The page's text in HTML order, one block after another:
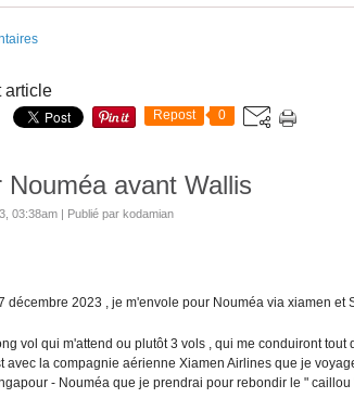
article
Repost 0
Nouméa avant Wallis
03:38am | Publié par kodamian
décembre 2023 , je m'envole pour Nouméa via xiamen et
vol qui m'attend ou plutôt 3 vols , qui me conduiront
avec la compagnie aérienne Xiamen Airlines que je
- Nouméa que je prendrai pour rebondir le "